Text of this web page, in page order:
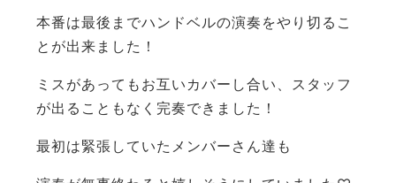
本番は最後までハンドベルの演奏をやり切るこ
とが出来ました！
ミスがあってもお互いカバーし合い、スタッフ
が出ることもなく完奏できました！
最初は緊張していたメンバーさん達も